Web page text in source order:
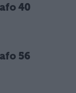
40
56